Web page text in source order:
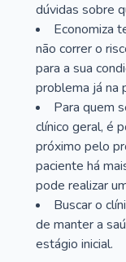
dúvidas sobre
Economiza
não correr o
para a sua
problema já na
Para quem
clínico geral, é
próximo pelo
paciente há
pode realizar
Buscar o
de manter a
estágio inicial.